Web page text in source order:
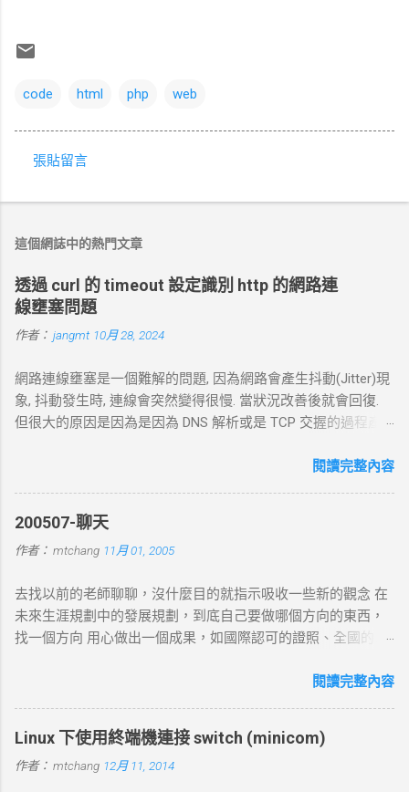
code html php web
言
張貼留言
這個網誌中的熱門文章
透過 curl 的 timeout 設定識別 http 的網路連
線壅塞問題
作者： jangmt 10月 28, 2024
網路連線壅塞是一個難解的問題, 因為網路會產生抖動(Jitter)現
象, 抖動發生時, 連線會突然變得很慢. 當狀況改善後就會回復.
但很大的原因是因為是因為 DNS 解析或是 TCP 交握的過程產
以下幾個主要步驟： 1. DNS 查詢 目標 ：解析主機名 (如
進行查詢，獲取目標伺服器的 IP 地址。 結果 ：若查詢成功，
返回 IP 地址， curl 將繼續下一步。若查詢失敗， curl 則返回
DNS 錯誤並中止。 2. TCP 三向交握 (Three-Way Handshake) 目
核發送一個 SYN 封包，目標伺服器回應 SYN-ACK ，然後 curl
返回 ACK 完成三向交握，建立起 TCP 連線。 結果 ：若在 --
connect-timeout 設定時間內未完成三向交握，則連線失敗並返
HTTP 請求，根據 URL 設定不同的請求方法（如 GET 、 POST
）。 過程 ： curl 構建 HTTP 請求標頭並附加任何所需的數據
（如表單數據），然後通過已建立的 TCP 連線將請求發送到伺
服器。 結果 ：伺服器接收請求並準備回應，若過程中出現網路
問題，則請求可能中止或失敗。 4. 伺服器處理請求並返回回應
閱讀完整內容
200507-聊天
作者： mtchang 11月 01, 2005
去找以前的老師聊聊，沒什麼目的就指示吸收一些新的觀念 在
未來生涯規劃中的發展規劃，到底自己要做哪個方向的東西，
找一個方向 用心做出一個成果，如國際認可的證照、全國的比
路。以目前技術而言要就做最大最廣，否則 就做最小最少，避
X-windows上程式的開發： http://www.wxwidgets.org/
http://tavi.debian.org.tw/index.php?page=wxWindows * 使用
Java在嵌入式系統上的開發 當然如果在學習過程中，有好的工
閱讀完整內容
Linux 下使用終端機連接 switch (minicom)
作者： mtchang 12月 11, 2014